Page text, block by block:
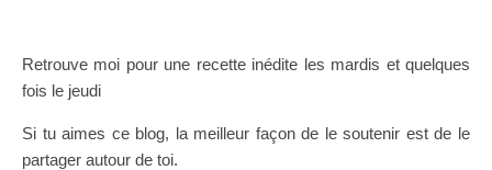
Retrouve moi pour une recette inédite les mardis et quelques
fois le jeudi
Si tu aimes ce blog, la meilleur façon de le soutenir est de le
partager autour de toi.